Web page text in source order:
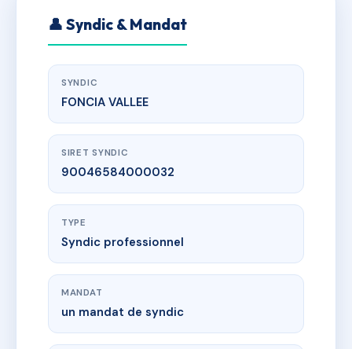
👤 Syndic & Mandat
SYNDIC
FONCIA VALLEE
SIRET SYNDIC
90046584000032
TYPE
Syndic professionnel
MANDAT
un mandat de syndic